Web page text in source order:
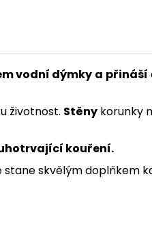
vodní dýmky a přináší
životnost. Stěny korunky
kouření.
stane skvělým doplňkem